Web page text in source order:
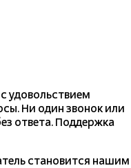
удовольствием
Ни один звонок или
ответа. Поддержка
становится нашим